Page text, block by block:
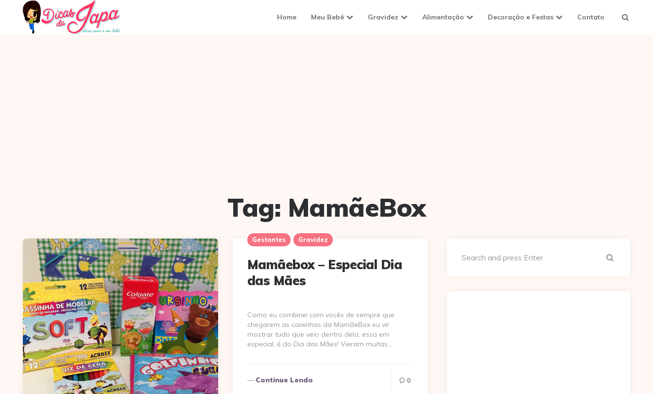
Home Meu Bebê Gravidez Alimentação Decoração e Festas Contato
Tag: MamãeBox
Gestantes Gravidez
Mamãebox – Especial Dia
das Mães
Como eu combinei com vocês de sempre que
chegarem as caixinhas da MamãeBox eu vir
mostrar tudo que veio dentro dela, essa em
especial, é do Dia das Mães! Vieram muitas…
Continue Lendo 0